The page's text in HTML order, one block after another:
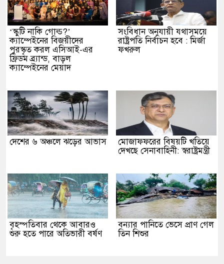
‘স্কুটি নাকি গোল্ড?’
ক্যাম্পেইনের বিজয়ীদের
পুরস্কৃত করল এসিআই-এর
ফ্রিডম ব্র্যান্ড, বাড়ল
ক্যাম্পেইনের মেয়াদ
সংবিধান অনুযায়ী যথাসময়ে
রাষ্ট্রপতি নির্বাচন হবে : মির্জা
ফখরুল
দেশের ৬ অঞ্চলে ঝড়ের আভাস
মোজাফফরের বিষয়টি খতিয়ে
দেখছে সেনাবাহিনী: স্বরাষ্ট্রমন্ত্রী
বৃহস্পতিবার থেকে আবারও
শুরু হতে পারে অতিভারী বর্ষণ
বন্যার পানিতে ভেসে প্রাণ গেল
তিন শিশুর